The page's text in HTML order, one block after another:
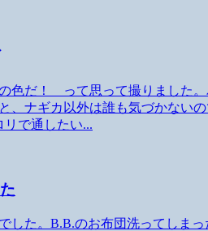
色だ！ って思って撮りました
、ナギカ以外は誰も気づかない
で通したい...
した。B.B.のお布団洗ってし